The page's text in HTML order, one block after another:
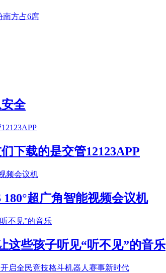
南方占6席
全
下载的是交管12123APP
超广角智能视频会议机
这些孩子听见“听不见”的音乐